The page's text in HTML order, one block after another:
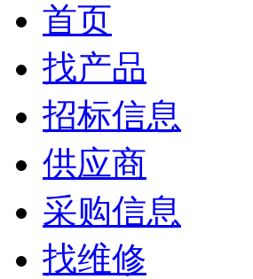
首页
找产品
招标信息
供应商
采购信息
找维修